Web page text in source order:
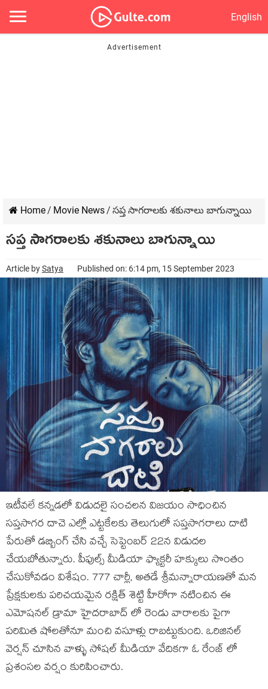
English
Home/ Movie News/ సప్త సాగరాలకు శకునాలు బాగున్నాయి
సప్త సాగరాలకు శకునాలు బాగున్నాయి
Article bySatya Published on: 6:14 pm, 15 September 2023
ఇటీవలే కన్నడలో విడుదలై సంచలన విజయం సాధించిన
సప్తసాగర దాచె ఎల్లో ఎట్టకేలకు తెలుగులో సప్తసాగరాలు దాటి
పేరుతో డబ్బింగ్ చేసి వచ్చే సెప్టెంబర్ 22న విడుదల
చేయబోతున్నారు. పీపుల్స్ మీడియా ఫ్యాక్టరీ హక్కులు సొంతం
చేసుకోవడం విశేషం. 777 చార్లీ, అతడే శ్రీమన్నారాయణతో మన
ప్రేక్షకులకు పరిచయమైన రక్షిత్ శెట్టి హీరోగా నటించిన ఈ
ఎమోషనల్ డ్రామా హైదరాబాద్ లో రెండు వారాలకు పైగా
పరిమిత షోలతోనూ మంచి వసూళ్లు రాబట్టుకుంది. ఒరిజినల్
వెర్షన్ చూసిన వాళ్ళు సోషల్ మీడియా వేదికగా ఓ రేంజ్ లో
ప్రశంసల వర్షం కురిపించారు.